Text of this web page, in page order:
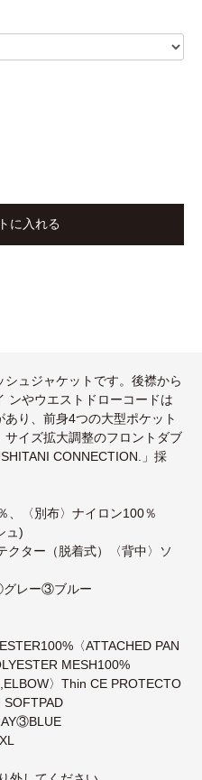
に入れる
ュジャケットです。後襟から
ンやウエストドローコードは
り、前身4つの大型ポケット
イズ拡大調整のフロントダブ
CONNECTION.」採
、〈別布〉ナイロン100％
ュ)
クター（脱着式）〈背中〉ソ
レー③ブルー
〈ATTACHED PAN
MESH100%
〉Thin CE PROTECTO
SOFTPAD